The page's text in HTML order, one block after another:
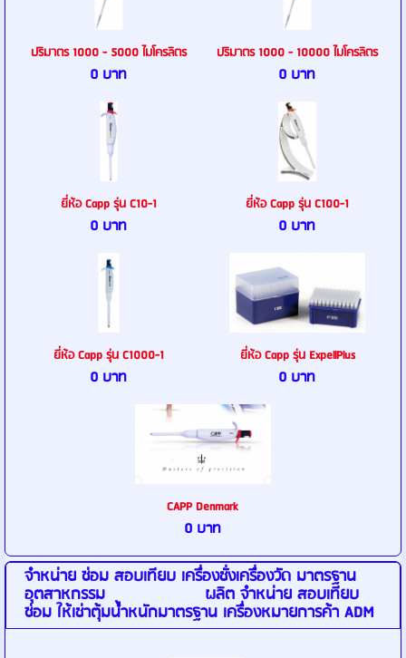
ปริมาตร 1000 - 5000 ไมโครลิตร
0 บาท
ปริมาตร 1000 - 10000 ไมโครลิตร
0 บาท
ยี่ห้อ Capp รุ่น C10-1
0 บาท
ยี่ห้อ Capp รุ่น C100-1
0 บาท
ยี่ห้อ Capp รุ่น C1000-1
0 บาท
ยี่ห้อ Capp รุ่น ExpellPlus
0 บาท
CAPP Denmark
0 บาท
จำหน่าย ซ่อม สอบเทียบ เครื่องชั่งเครื่องวัด มาตรฐาน
อุตสาหกรรม ผลิต จำหน่าย สอบเทียบ
ซ่อม ให้เช่าตุ้มน้ำหนักมาตรฐาน เครื่องหมายการค้า ADM